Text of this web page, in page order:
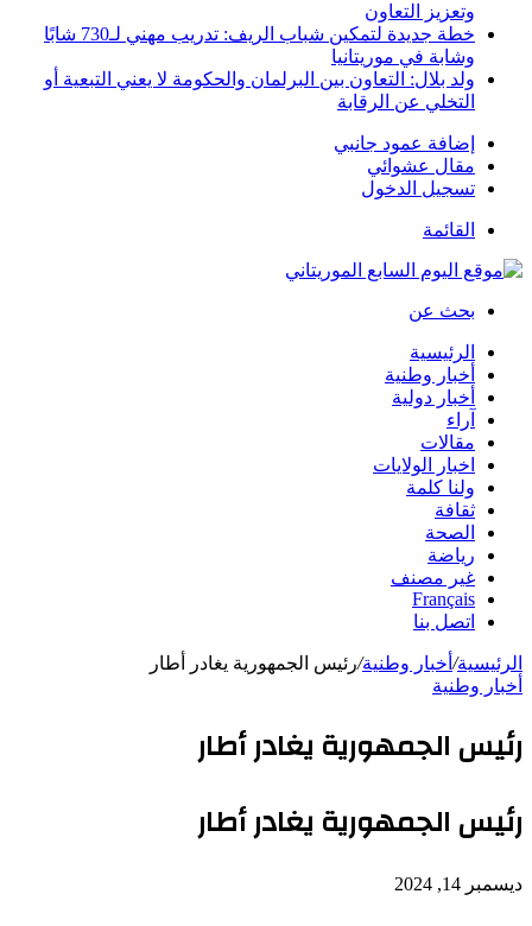
وتعزيز التعاون
خطة جديدة لتمكين شباب الريف: تدريب مهني لـ730 شابًا
وشابة في موريتانيا
ولد بلال: التعاون بين البرلمان والحكومة لا يعني التبعية أو
التخلي عن الرقابة
إضافة عمود جانبي
مقال عشوائي
تسجيل الدخول
القائمة
بحث عن
الرئيسية
أخبار وطنية
أخبار دولية
آراء
مقالات
اخبار الولايات
ولنا كلمة
ثقافة
الصحة
رياضة
غير مصنف
Français
اتصل بنا
الرئيسية/ أخبار وطنية/رئيس الجمهورية يغادر أطار
أخبار وطنية
رئيس الجمهورية يغادر أطار
رئيس الجمهورية يغادر أطار
ديسمبر 14, 2024